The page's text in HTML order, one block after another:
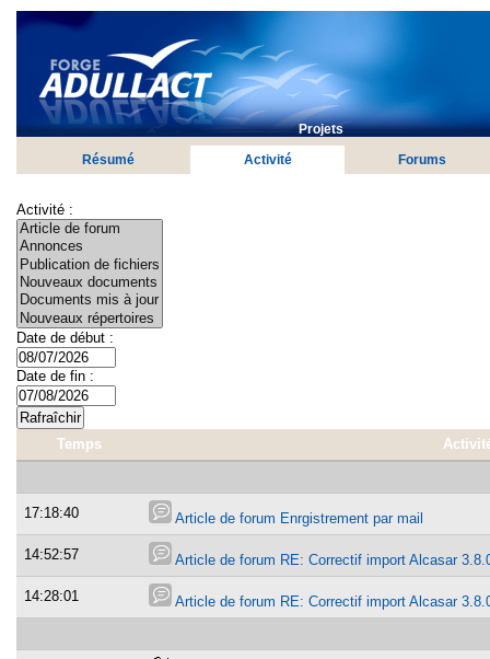
Projets
Résumé Activité Forums
Activité :
Date de début :
Date de fin :
Temps
17:18:40 Article de forum Enrgistrement par mail
14:52:57 Article de forum RE: Correctif import Alcasar
14:28:01 Article de forum RE: Correctif import Alcasar